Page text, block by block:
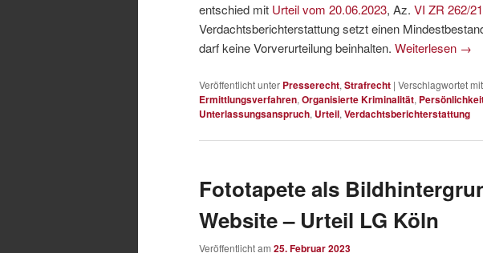
entschied mit Urteil vom 20.06.2023, Az. VI ZR 262/21
Verdachtsberichterstattung setzt einen
darf keine Vorverurteilung beinhalten. Weiterlesen →
Veröffentlicht unter Presserecht, Strafrecht | Verschlagwortet mit
Ermittlungsverfahren, Organisierte Kriminalität,
Unterlassungsanspruch, Urteil, Verdachtsberichterstattung
Fototapete als
Website – Urteil LG Köln
Veröffentlicht am 25. Februar 2023